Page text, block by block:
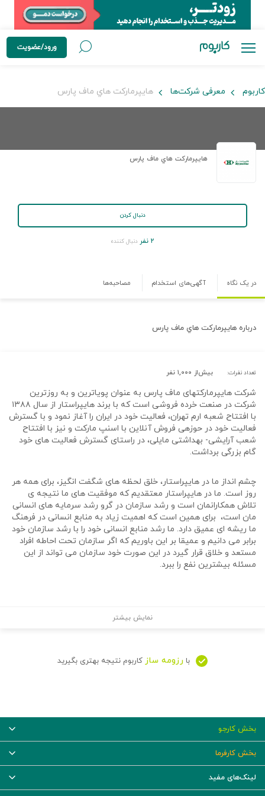
ورود/عضویت
کاربوم معرفی شرکت‌ها هايپرماركت هاي ماف پارس
هايپرماركت هاي ماف پارس
دنبال کردن
۲ نفر دنبال کننده
در یک نگاه آگهی‌های استخدام مصاحبه‌ها
درباره هايپرماركت هاي ماف پارس
تعداد نفرات: بیش‌از ۱,۰۰۰ نفر
شرکت هایپرمارکت­های ماف پارس به عنوان پویاترین و به روزترین
شرکت در صنعت خرده فروشی است که با برند هایپراستار از سال ۱۳۸۸
با افتتاح شعبه ارم تهران، فعالیت خود در ایران را آغاز نمود و با گسترش
فعالیت خود در حوزه­ی فروش آنلاین با اسنپ مارکت و نیز با افتتاح
شعب آرایشی- بهداشتی مایلی، در راستای گسترش فعالیت های خود
گام بزرگی برداشت.
چشم انداز ما در هایپراستار، خلق لحظه های شگفت انگیز، برای همه هر
روز است. ما در هایپراستار معتقدیم که موفقیت های ما نتیجه­ ی
تلاش همکارانمان است و رشد سازمان در گرو رشد سرمایه­ های انسانی
­مان است، برای همین است که اهمیت زیاد به منابع انسانی در فرهنگ
ما ریشه ای عمیق دارد. ما رشد منابع انسانی خود را با رشد سازمان خود
برابر می دانیم و عمیقا بر این باوریم که اگر سازمان تحت احاطه افراد
مستعد و خلاق قرار گیرد در این صورت خود سازمان می تواند از این
مسئله بیشترین نفع را ببرد.
نمایش بیشتر
با رزومه ساز کاربوم نتیجه بهتری بگیرید
بخش کارجو
بخش کارفرما
لینک‌های مفید